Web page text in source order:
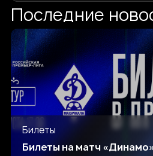
Последние
Билеты
Билеты на матч